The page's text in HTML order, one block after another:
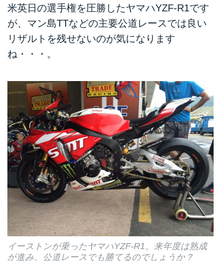
米英日の選手権を圧勝したヤマハYZF-R1です
が、マン島TTなどの主要公道レースでは良い
リザルトを残せないのが気になります
ね・・・。
イーストンが乗ったヤマハYZF-R1。来年度は熟成
が進み、公道レースでも勝てるのでしょうか？